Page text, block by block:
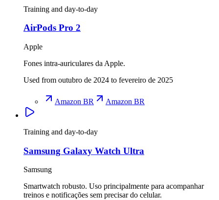
Training and day-to-day
AirPods Pro 2
Apple
Fones intra-auriculares da Apple.
Used from outubro de 2024 to fevereiro de 2025
Amazon BR Amazon BR
Training and day-to-day
Samsung Galaxy Watch Ultra
Samsung
Smartwatch robusto. Uso principalmente para acompanhar
treinos e notificações sem precisar do celular.